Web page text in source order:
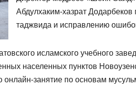
Абдулхаким-хазрат
таджвида и исправлению
исламского учебного
населенных пунктов
онлайн-занятие по основам